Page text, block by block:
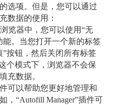
选项。但是，您可以通过
数据的使用：
览器中，您可以使用“无
。当您打开一个新的标签
按钮，然后关闭所有标签
个模式下，浏览器不会保
充数据。
可以帮助您更好地管理和
，“Autofill Manager”插件可